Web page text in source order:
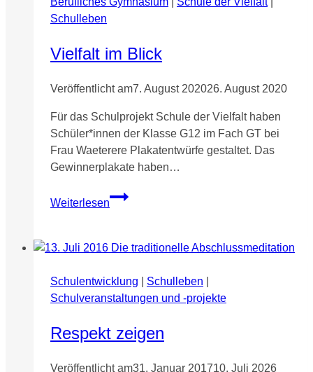
Homophobie
und
Transfeindlichkeit
RRBK
Schulleben
Vielfalt im Blick
Veröffentlicht am7. August 202026. August 2020
Für das Schulprojekt Schule der Vielfalt haben
Schüler*innen der Klasse G12 im Fach GT bei
Frau Waeterere Plakatentwürfe gestaltet. Das
Gewinnerplakate haben…
Weiterlesen
Vielfalt
im
Schulentwicklung Schulleben
Schulveranstaltungen und -projekte
Respekt zeigen
Veröffentlicht am31. Januar 201710. Juli 2026